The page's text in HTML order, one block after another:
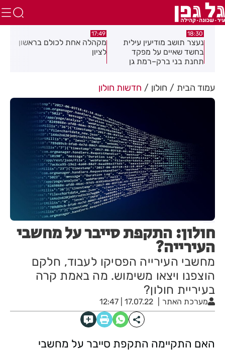
18:30
נעצר תושב מודיעין עילית
בחשד שאיים על מפקד
תחנת בני ברק–רמת גן
17:49
מקהלה אחת לכולם בראשון
לציון
עמוד הבית חולון חדשות חולון
חולון: התקפת סייבר על מחשבי
העירייה?
מחשבי העירייה הפסיקו לעבוד, חלקם
הוצפנו ויצאו משימוש. מה באמת קרה
בעיריית חולון?
מערכת האתר 17.07.22 | 12:47
האם התקיימה התקפת סייבר על מחשבי